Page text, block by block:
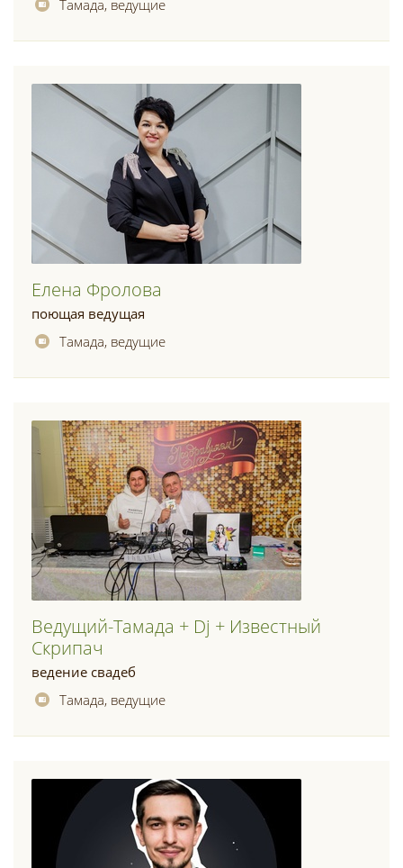
Тамада, ведущие
Елена Фролова
поющая ведущая
Тамада, ведущие
Ведущий-Тамада + Dj + Известный
Скрипач
ведение свадеб
Тамада, ведущие